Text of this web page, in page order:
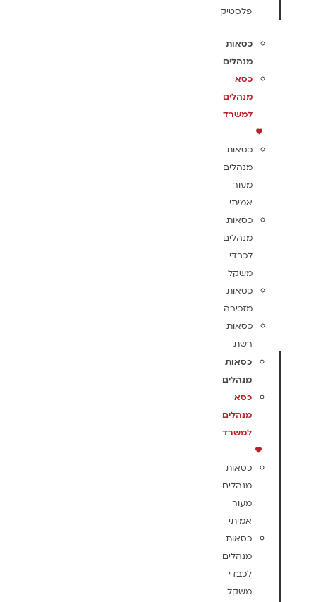
פלסטיק
כסאות
מנהלים
כסא
מנהלים
למשרד
כסאות
מנהלים
מעור
אמיתי
כסאות
מנהלים
לכבדי
משקל
כסאות
מזכירה
כסאות
רשת
כסאות
מנהלים
כסא
מנהלים
למשרד
כסאות
מנהלים
מעור
אמיתי
כסאות
מנהלים
לכבדי
משקל